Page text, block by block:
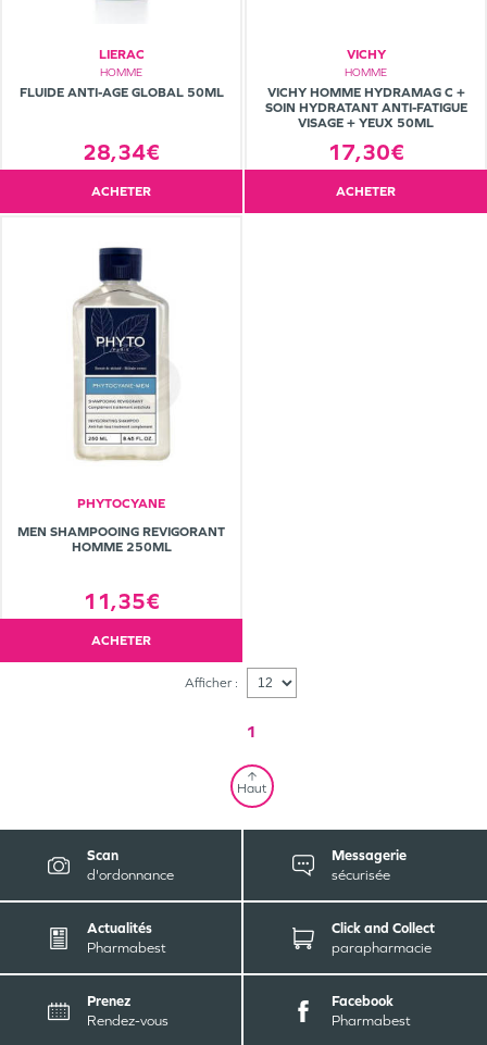
LIERAC
HOMME
FLUIDE ANTI-AGE GLOBAL 50ML
28,34€
ACHETER
VICHY
HOMME
VICHY HOMME HYDRAMAG C +
SOIN HYDRATANT ANTI-FATIGUE
VISAGE + YEUX 50ML
17,30€
ACHETER
PHYTOCYANE
MEN SHAMPOOING REVIGORANT
HOMME 250ML
11,35€
ACHETER
Afficher :
1
Haut
Scan
d'ordonnance
Messagerie
sécurisée
Actualités
Pharmabest
Click and Collect
parapharmacie
Prenez
Rendez-vous
Facebook
Pharmabest